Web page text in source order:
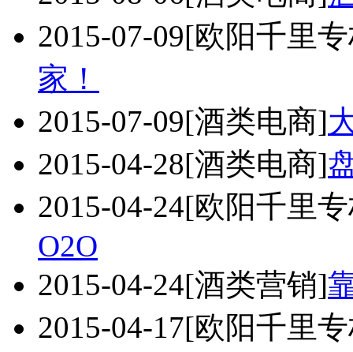
2015-07-09[欧阳千里
家！
2015-07-09[酒类电商]
2015-04-28[酒类电商]
2015-04-24[欧阳千里
O2O
2015-04-24[酒类营销]
2015-04-17[欧阳千里